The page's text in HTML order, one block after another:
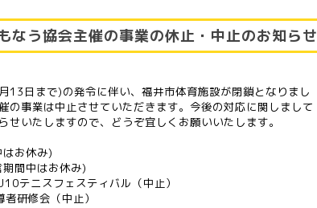
なう協会主催の事業の休止・中止のお知らせ
13日まで)の発令に伴い、福井市体育施設が閉鎖となりまし
の事業は中止させていただきます。今後の対応に関しまして
せいたしますので、どうぞ宜しくお願いいたします。
お休み)
間中はお休み)
テニスフェスティバル（中止）
者研修会 （中止）